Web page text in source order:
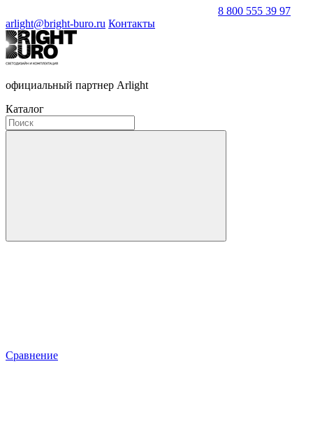
8 800 555 39 97
arlight@bright-buro.ru Контакты
официальный партнер Arlight
Каталог
Сравнение